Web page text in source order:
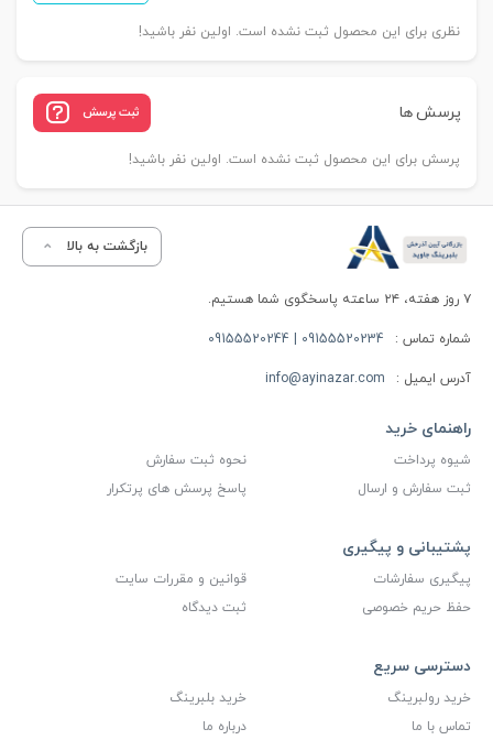
نظری برای این محصول ثبت نشده است. اولین نفر باشید!
پرسش ها ثبت پرسش
پرسش برای این محصول ثبت نشده است. اولین نفر باشید!
بازگشت به بالا
۷ روز هفته، ۲۴ ساعته پاسخگوی شما هستیم.
شماره تماس : 09155520234 | 09155520244
آدرس ایمیل : info@ayinazar.com
راهنمای خرید
شیوه پرداخت
نحوه ثبت سفارش
ثبت سفارش و ارسال
پاسخ پرسش های پرتکرار
پشتیبانی و پیگیری
پیگیری سفارشات
قوانین و مقررات سایت
حفظ حریم خصوصی
ثبت دیدگاه
دسترسی سریع
خرید رولبرینگ
خرید بلبرینگ
تماس با ما
درباره ما